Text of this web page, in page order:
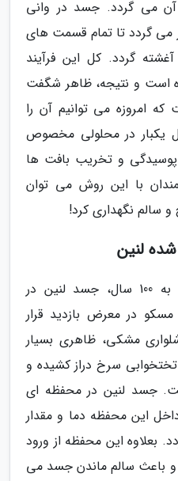
می گردد. جسد در وانی
می گردد تا تمام قسمت های
گردد. کل این فرآیند
کشیده است و نتیجه، ظاهر شگفت
امروزه می توانیم آن را
یکبار در محلولی مخصوص
و تخریب بافت ها
با این روش می توان
سالم نگهداری کرد!
لنین
امروزه بعد از گذشته نزدیک به 100 سال، جسد لنین در
در معرض بازدید قرار
مشکی، ظاهری بسیار
سرخ دراز کشیده و
جسد لنین در محفظه ای
این محفظه دما و مقدار
بعلاوه این محفظه از ورود
و باعث سالم ماندن جسد می